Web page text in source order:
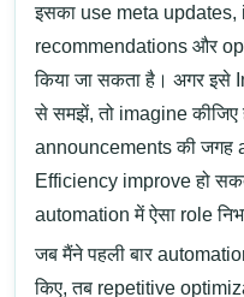
इसका use meta
recommendations और
किया जा सकता है। अगर इसे
से समझें, तो imagine कीजिए
announcements की जगह
Efficiency improve हो
automation में ऐसा role
जब मैंने पहली बार
किए, तब repetitive